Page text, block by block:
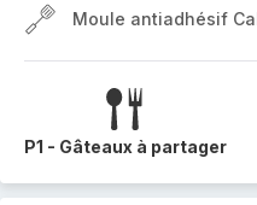
Moule antiadhésif
P1 - Gâteaux à partager